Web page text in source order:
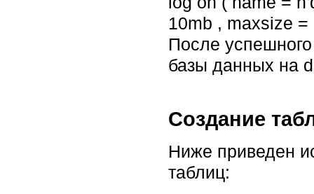
10mb , maxsize
После успешного
базы данных на
Создание
Ниже приведен
таблиц: